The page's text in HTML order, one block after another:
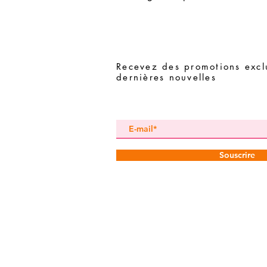
Recevez des promotions
dernières nouvelles
Souscrire